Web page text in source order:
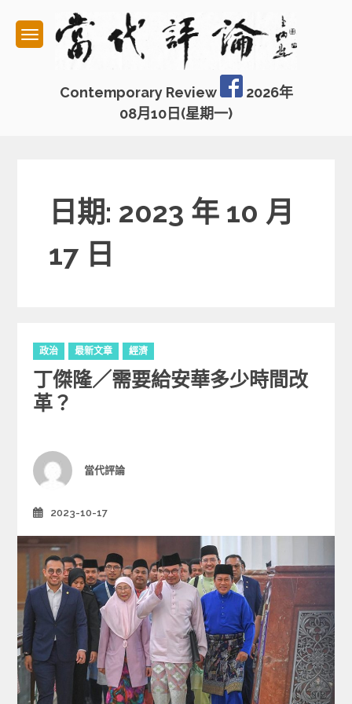
content
Contemporary Review
2026年
08月10日(星期一)
日期: 2023 年 10 月
17 日
C
a
e
g
i
e
政治 最新文章 經濟
丁傑隆／需要給安華多少時間改
革？
Author
當代評論
2023-10-17